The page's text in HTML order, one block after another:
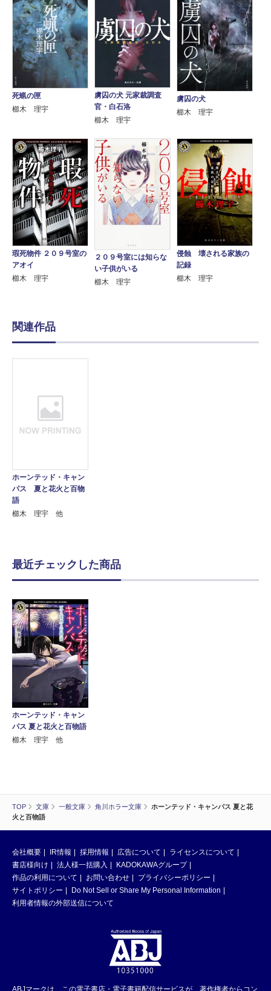
TOP 文庫 一般文庫 角川ホラー文庫
ホーンテッド・キャンパス 夏と花
火と百物語
死蝋の匣
櫛木 理宇
虜囚の犬 元家裁調査
官・白石洛
櫛木 理宇
虜囚の犬
櫛木 理宇
瑕死物件 ２０９号室の
アオイ
櫛木 理宇
２０９号室には知らな
い子供がいる
櫛木 理宇
侵蝕 壊される家族の
記録
櫛木 理宇
関連作品
ホーンテッド・キャン
パス 夏と花火と百物
語
櫛木 理宇 他
最近チェックした商品
ホーンテッド・キャン
パス 夏と花火と百物語
櫛木 理宇 他
会社概要 IR情報 採用情報 広告について
ライセンスについて
書店様向け
法人様一括購入
KADOKAWAグループ
作品の利用について
お問い合わせ
プライバシーポリシー
サイトポリシー
Do Not Sell or Share My Personal Information
利用者情報の外部送信について
ABJマークは、この電子書店・電子書籍配信サービスが、著作権者からコン